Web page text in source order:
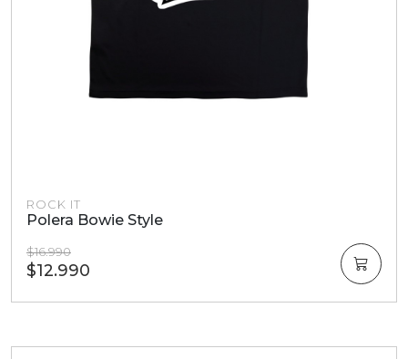
ROCK IT
Polera Bowie Style
$16.990
$12.990